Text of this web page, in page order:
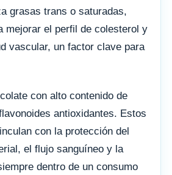
grasas trans o saturadas,
mejorar el perfil de colesterol y
vascular, un factor clave para
con alto contenido de
antioxidantes. Estos
con la protección del
el flujo sanguíneo y la
dentro de un consumo